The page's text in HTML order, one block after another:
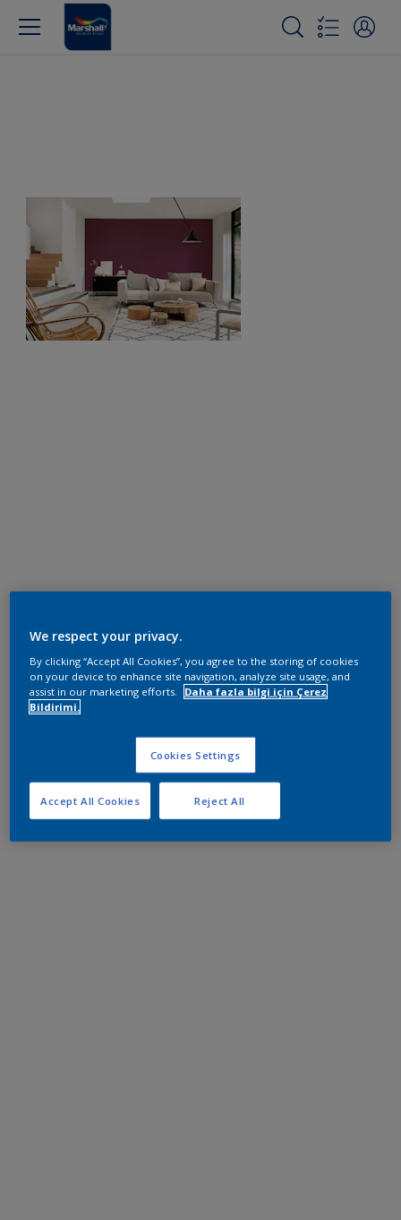
We respect your privacy.
By clicking “Accept All Cookies”, you agree to the storing of cookies
on your device to enhance site navigation, analyze site usage, and
assist in our marketing efforts.
Daha fazla bilgi için Çerez
Bildirimi.
Cookies Settings
Reject All
Accept All Cookies